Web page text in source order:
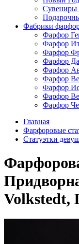
Сувениры
Фабрики
Фарфор
Фарфор
Фарфор
Фарфор
Фарфор
Фарфор
Фарфор
Фарфор
Фарфор
Главная
Фарфоровые
Статуэтки
Volkstedt,